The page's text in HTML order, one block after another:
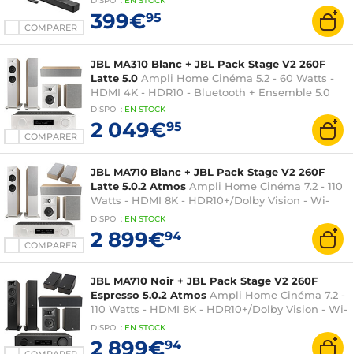
COMPARER 399€95
COMPARER
JBL MA310 Blanc + JBL Pack Stage V2 260F
Latte 5.0 Ampli Home Cinéma 5.2 - 60 Watts -
HDMI 4K - HDR10 - Bluetooth + Ensemble 5.0
DISPO : EN STOCK
2 049€95
COMPARER
JBL MA710 Blanc + JBL Pack Stage V2 260F
Latte 5.0.2 Atmos Ampli Home Cinéma 7.2 - 110
Watts - HDMI 8K - HDR10+/Dolby Vision - Wi-
Fi/Bluetooth + Ensemble 5.0.2 Atmos
DISPO : EN STOCK
2 899€94
JBL MA710 Noir + JBL Pack Stage V2 260F
Espresso 5.0.2 Atmos Ampli Home Cinéma 7.2 -
110 Watts - HDMI 8K - HDR10+/Dolby Vision - Wi-
Fi/Bluetooth + Ensemble 5.0.2 Atmos
DISPO : EN STOCK
2 899€94